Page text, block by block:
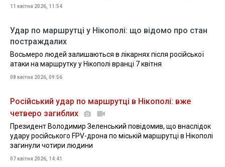
11 квітня 2026, 11:54
Удар по маршрутці у Нікополі: що відомо про стан
постраждалих
Восьмеро людей залишаються в лікарнях після російської
атаки на маршрутку у Нікополі вранці 7 квітня
08 квітня 2026, 09:56
Російський удар по маршрутці в Нікополі: вже
четверо загиблих
Президент Володимир Зеленський повідомив, що внаслідок
удару російського FPV-дрона по міській маршрутці в Нікополі
загинули чотири людини
07 квітня 2026, 14:41